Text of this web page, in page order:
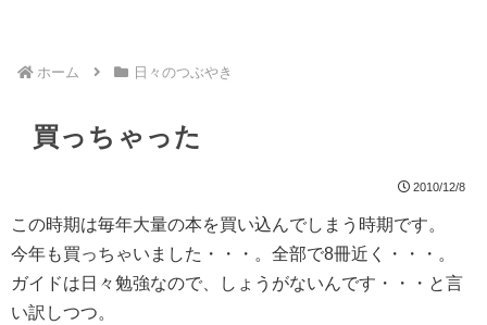
ホーム 日々のつぶやき
買っちゃった
2010/12/8
この時期は毎年大量の本を買い込んでしまう時期です。
今年も買っちゃいました・・・。全部で8冊近く・・・。
ガイドは日々勉強なので、しょうがないんです・・・と言
い訳しつつ。